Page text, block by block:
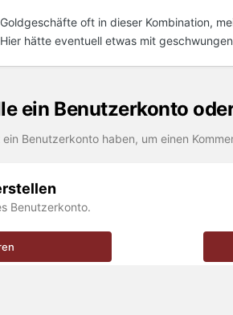
oft in dieser Kombination,
hätte eventuell etwas mit
ein Benutzerkonto
ein Benutzerkonto haben, um einen
Benutzerkonto.